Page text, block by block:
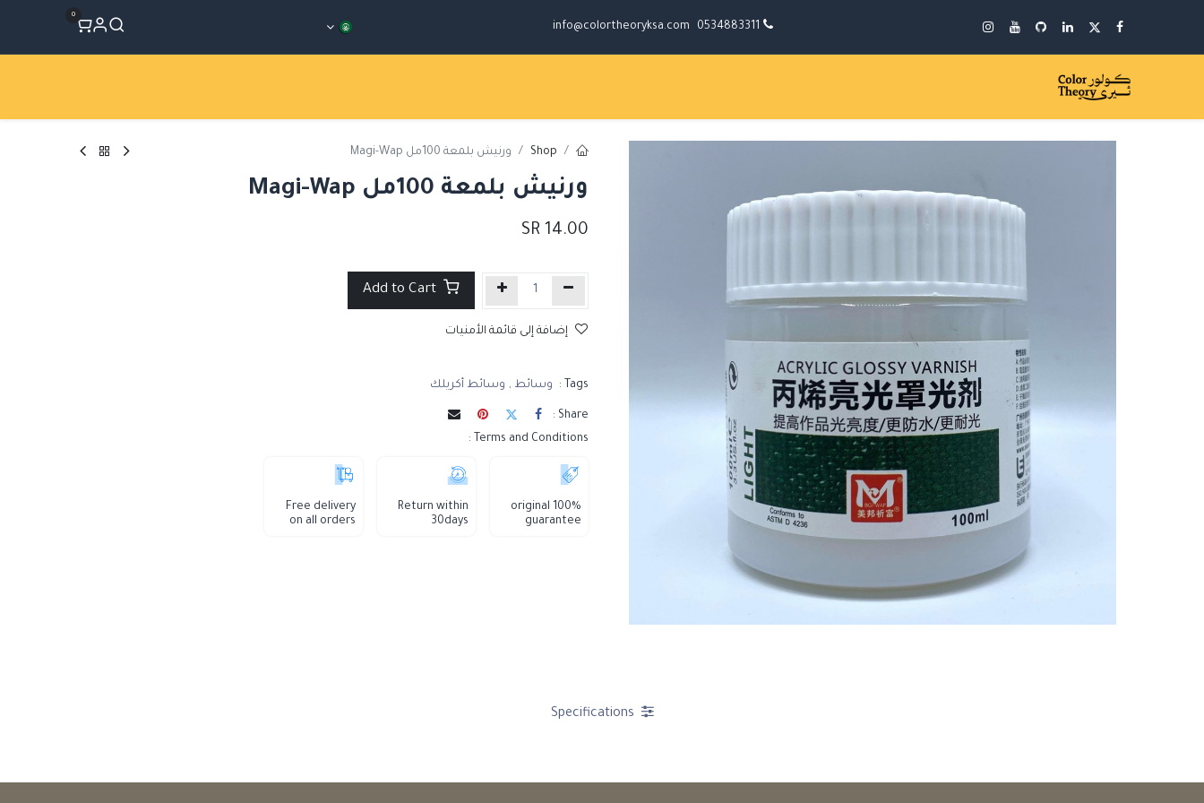
0534883311
info@colortheoryksa.com
0
Shop ورنيش بلمعة 100مل Magi-Wap
ورنيش بلمعة 100مل Magi-Wap
14.00
Add to Cart
إضافة إلى قائمة الأمنيات
Tags : وسائط , وسائط أكريلك
Share :
Terms and Conditions :
100% original
guarantee
Return within
30days
Free delivery
on all orders